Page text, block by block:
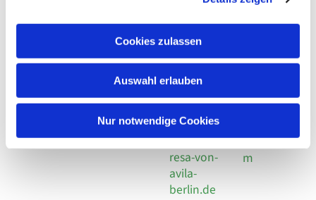
Cookies zulassen
Auswahl erlauben
Nur notwendige Cookies
Kirchengemeinde Pfarrei
Hl. Theresa von Avila Berlin
Leitender Pfarrer - Norbert
Behaimstr. 39
Telefon
+49 30
924 64 28
Fax +49
30 924 54
18
E-Mail
info@the
resa-von-
avila-
berlin.de
Datensch
utz
Social
Impressu
m